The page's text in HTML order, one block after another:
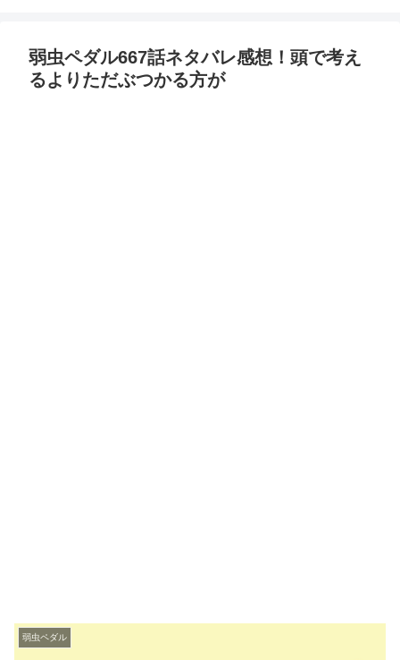
弱虫ペダル667話ネタバレ感想！頭で考え
るよりただぶつかる方が
弱虫ペダル